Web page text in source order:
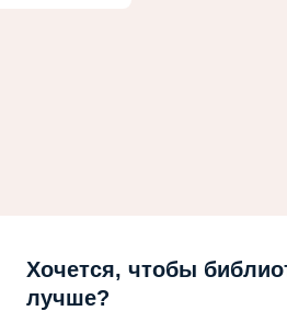
Хочется, чтобы
лучше?